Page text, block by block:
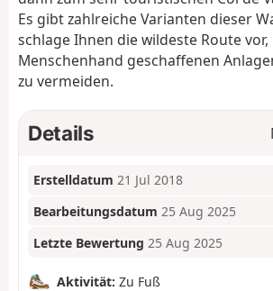
Es gibt zahlreiche Varianten dieser
schlage Ihnen die wildeste Route
Menschenhand geschaffenen
zu vermeiden.
Details
Erstelldatum 21 Jul 2018
Bearbeitungsdatum 25 Aug 2025
Letzte Bewertung 25 Aug 2025
Aktivität: Zu Fuß